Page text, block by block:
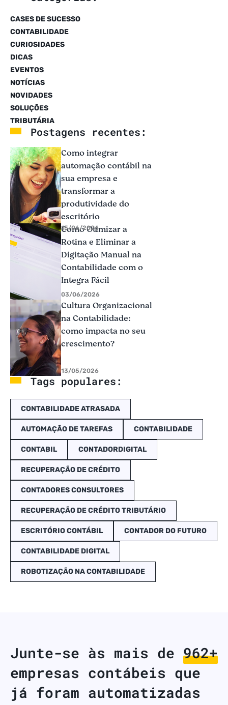
CASES DE SUCESSO
CONTABILIDADE
CURIOSIDADES
DICAS
EVENTOS
NOTÍCIAS
NOVIDADES
SOLUÇÕES
TRIBUTÁRIA
Postagens recentes:
Como integrar
automação contábil na
sua empresa e
transformar a
produtividade do
escritório
15/06/2026
Como Otimizar a
Rotina e Eliminar a
Digitação Manual na
Contabilidade com o
Integra Fácil
03/06/2026
Cultura Organizacional
na Contabilidade:
como impacta no seu
crescimento?
13/05/2026
Tags populares:
CONTABILIDADE ATRASADA
AUTOMAÇÃO DE TAREFAS CONTABILIDADE
CONTABIL CONTADORDIGITAL
RECUPERAÇÃO DE CRÉDITO
CONTADORES CONSULTORES
RECUPERAÇÃO DE CRÉDITO TRIBUTÁRIO
ESCRITÓRIO CONTÁBIL CONTADOR DO FUTURO
CONTABILIDADE DIGITAL
ROBOTIZAÇÃO NA CONTABILIDADE
Junte-se às mais de 990+
empresas contábeis que
já foram automatizadas